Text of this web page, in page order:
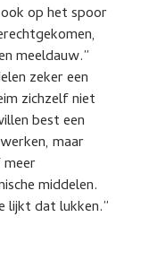
op het spoor
meeldauw.”
zeker een
zichzelf niet
best een
maar
middelen.
lijkt dat lukken.”